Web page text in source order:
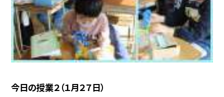
今日の授業２（１月２７日）